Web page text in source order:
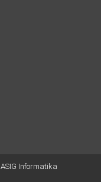
ASIG Informatika